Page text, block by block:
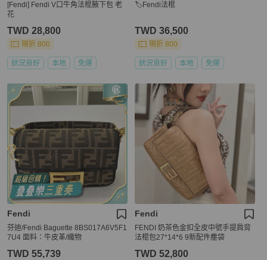
[Fendi] Fendi V口牛角法棍腋下包 老
花
TWD 28,800
現折 800
狀況良好 本地 免運
🏷Fendi法棍
TWD 36,500
現折 800
狀況良好 本地 免運
Fendi
芬迪/Fendi Baguette 8BS017A6V5F1
7U4 面料：牛皮革/織物
TWD 55,739
Fendi
FENDI 奶茶色金扣全皮中號手提肩背
法棍包27*14*6 9新配件塵袋
TWD 52,800